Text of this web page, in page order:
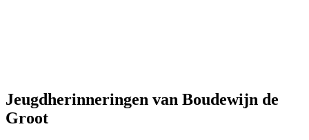
Jeugdherinneringen van Boudewijn de
Groot